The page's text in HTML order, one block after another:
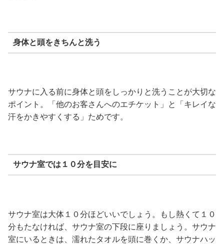
身体と頭をきちんと洗う
サウナに入る前に身体と頭をしっかりと洗うことが大切な
ポイント。「他のお客さんへのエチケット」と「キレイな
汗をかきやすくする」ためです。
サウナ室では１０分を目安に
サウナ室は大体１０分ほどいいでしょう。もし熱くて１０
分もたなければ、サウナ室の下段に座りましょう。サウナ
室にいるときは、濡れたタオルを頭に巻くか、サウナハッ